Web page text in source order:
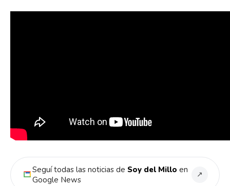
Seguí todas las noticias de Soy del Millo en
Google News
↗